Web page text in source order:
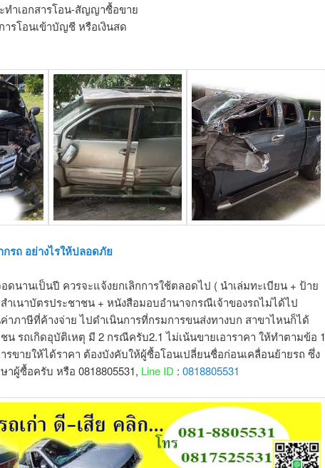
ทำเอกสารโอน-สัญญาซื้อขาย
ารโอนเข้าบัญชี หรือเงินสด
กรถ อย่างไรให้ปลอดภัย
ดนานเป็นปี ควรจะแจ้งยกเลิกการใช้ตลอดไป ( นำเล่มทะเบียน + ป้าย
ำเนาบัตรประชาชน + หนังสือมอบอำนาจกรณีเจ้าของรถไม่ได้ไป
ค่าภาษีที่ค้างจ่าย ไปดำเนินการที่กรมการขนส่งทางบก สาขาไหนก็ได้
น รถเกิดอุบัติเหตุ มี 2 กรณีครับ2.1 ไม่เน้นขายเอาราคา ให้ทำตามข้อ 1
รขายให้ได้ราคา ต้องบังคับให้ผู้ซื้อโอนเปลี่ยนชื่อก่อนเคลื่อนย้ายรถ ซึ่ง
ผู้ซื้อครับ หรือ 0818805531, Line ID : 0818805531